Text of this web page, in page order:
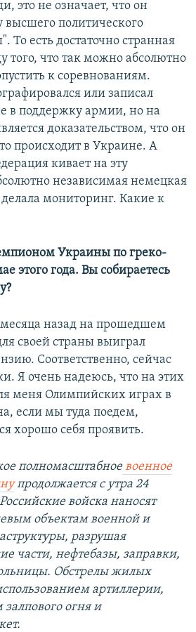
это не означает, что он
высшего политического
То есть достаточно странная
того, что так можно абсолютно
к соревнованиям.
или записал
в поддержку армии, но на
доказательством, что он
происходит в Украине. А
кивает на эту
независимая немецкая
мониторинг. Какие к
Украины по греко-
этого года. Вы собираетесь
назад на прошедшем
своей страны выиграл
Соответственно, сейчас
Я очень надеюсь, что на этих
меня Олимпийских играх в
если мы туда поедем,
хорошо себя проявить.
полномасштабноевоенное
продолжается с утра 24
войска наносят
объектам военной и
разрушая
части, нефтебазы, заправки,
Обстрелы жилых
артиллерии,
огня и